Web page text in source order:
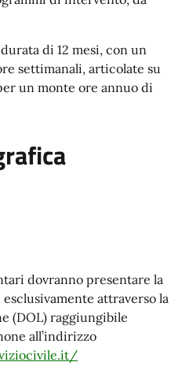
di 12 mesi, con un
settimanali, articolate su
un monte ore annuo di
dovranno presentare la
attraverso la
(DOL) raggiungibile
all’indirizzo